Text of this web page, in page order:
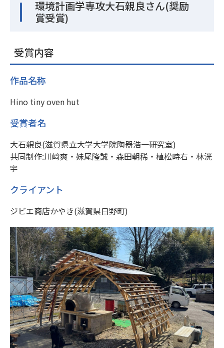
環境計画学専攻大石親良さん(奨励
賞受賞)
受賞内容
作品名称
Hino tiny oven hut
受賞者名
大石親良(滋賀県立大学大学院陶器浩一研究室)
共同制作:川﨑爽・妹尾隆誠・森田朝稀・植松時右・林洸
宇
クライアント
ジビエ商店かやき(滋賀県日野町)